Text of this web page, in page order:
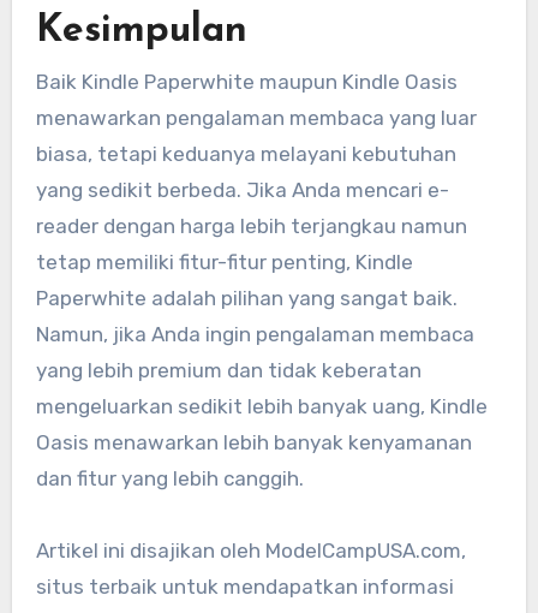
Kesimpulan
Baik Kindle Paperwhite maupun Kindle Oasis
menawarkan pengalaman membaca yang luar
biasa, tetapi keduanya melayani kebutuhan
yang sedikit berbeda. Jika Anda mencari e-
reader dengan harga lebih terjangkau namun
tetap memiliki fitur-fitur penting, Kindle
Paperwhite adalah pilihan yang sangat baik.
Namun, jika Anda ingin pengalaman membaca
yang lebih premium dan tidak keberatan
mengeluarkan sedikit lebih banyak uang, Kindle
Oasis menawarkan lebih banyak kenyamanan
dan fitur yang lebih canggih.
Artikel ini disajikan oleh ModelCampUSA.com,
situs terbaik untuk mendapatkan informasi